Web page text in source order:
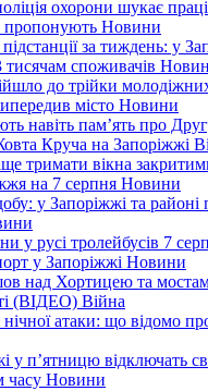
охорони шукає
пропонують Новини
за тиждень: у
тисячам споживачів
до трійки
місто Новини
навіть пам’ять про
Круча на Запоріжжі
тримати вікна
на 7 серпня Новини
у Запоріжжі та районі
у русі тролейбусів 7
у Запоріжжі Новини
над Хортицею та
(ВІДЕО) Війна
атаки: що відомо
у п’ятницю відключать
часу Новини